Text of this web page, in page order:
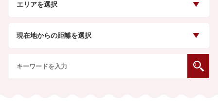
エリアを選択
現在地からの距離を選択